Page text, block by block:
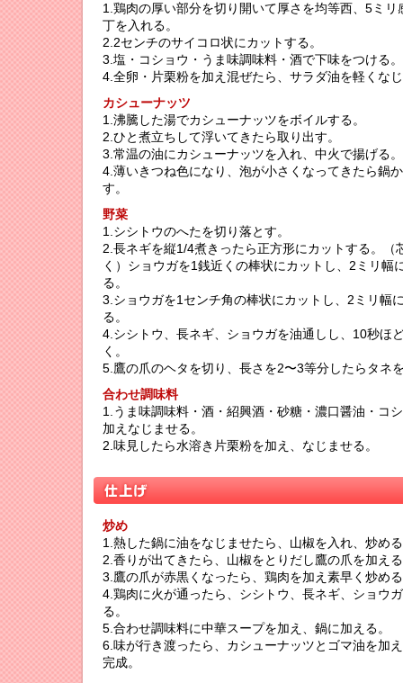
1.鶏肉の厚い部分を切り開いて厚さを均等西、5ミリ
丁を入れる。
2.2センチのサイコロ状にカットする。
3.塩・コショウ・うま味調味料・酒で下味をつける。
4.全卵・片栗粉を加え混ぜたら、サラダ油を軽くな
カシューナッツ
1.沸騰した湯でカシューナッツをボイルする。
2.ひと煮立ちして浮いてきたら取り出す。
3.常温の油にカシューナッツを入れ、中火で揚げる。
4.薄いきつね色になり、泡が小さくなってきたら鍋
す。
野菜
1.シシトウのへたを切り落とす。
2.長ネギを縦1/4煮きったら正方形にカットする。（
く）ショウガを1銭近くの棒状にカットし、2ミリ幅
る。
3.ショウガを1センチ角の棒状にカットし、2ミリ幅
る。
4.シシトウ、長ネギ、ショウガを油通しし、10秒ほ
く。
5.鷹の爪のヘタを切り、長さを2〜3等分したらタネ
合わせ調味料
1.うま味調味料・酒・紹興酒・砂糖・濃口醤油・コ
加えなじませる。
2.味見したら水溶き片栗粉を加え、なじませる。
炒め
1.熱した鍋に油をなじませたら、山椒を入れ、炒め
2.香りが出てきたら、山椒をとりだし鷹の爪を加え
3.鷹の爪が赤黒くなったら、鶏肉を加え素早く炒め
4.鶏肉に火が通ったら、シシトウ、長ネギ、ショウ
る。
5.合わせ調味料に中華スープを加え、鍋に加える。
6.味が行き渡ったら、カシューナッツとゴマ油を加
完成。